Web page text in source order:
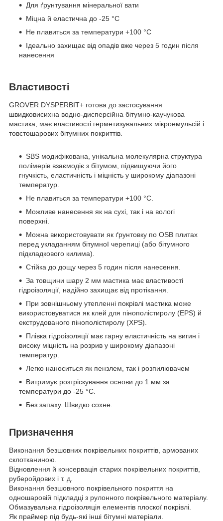
Для ґрунтування мінеральної вати
Міцна й еластична до -25 °С
Не плавиться за температури +100 °С
Ідеально захищає від опадів вже через 5 годин після
нанесення
Властивості
GROVER DYSPERBIT+ готова до застосування
швидковисихна водно-дисперсійна бітумно-каучукова
мастика, має властивості герметизувальних мікроемульсій і
товстошарових бітумних покриттів.
SBS модифікована, унікальна молекулярна структура
полімерів взаємодіє з бітумом, підвищуючи його
гнучкість, еластичність і міцність у широкому діапазоні
температур.
Не плавиться за температури +100 °С.
Можливе нанесення як на сухі, так і на вологі
поверхні.
Можна використовувати як ґрунтовку по OSB плитах
перед укладанням бітумної черепиці (або бітумного
підкладкового килима).
Стійка до дощу через 5 годин після нанесення.
За товщини шару 2 мм мастика має властивості
гідроізоляції, надійно захищає від протікання.
При зовнішньому утепленні покрівлі мастика може
використовуватися як клей для пінополістиролу (EPS) й
екструдованого пінополістиролу (XPS).
Плівка гідроізоляції має гарну еластичність на вигин і
високу міцність на розрив у широкому діапазоні
температур.
Легко наноситься як пензлем, так і розпилювачем
Витримує розтріскування основи до 1 мм за
температури до -25 °С.
Без запаху. Швидко сохне.
Призначення
Виконання безшовних покрівельних покриттів, армованих
склотканиною.
Відновлення й консервація старих покрівельних покриттів,
руберойдових і т. д.
Виконання безшовного покрівельного покриття на
одношаровій підкладці з рулонного покрівельного матеріалу.
Обмазувальна гідроізоляція елементів плоскої покрівлі.
Як праймер під будь-які інші бітумні матеріали.